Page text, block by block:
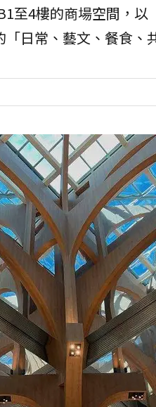
至4樓的商場空間，以
「日常、藝文、餐食、